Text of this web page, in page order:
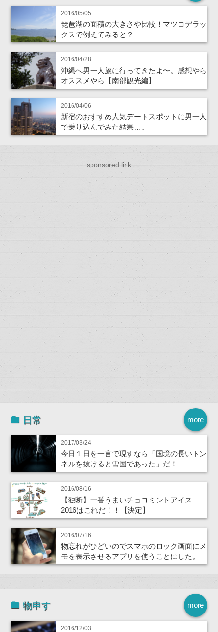
2016/05/05
琵琶湖の面積の大きさや比較！マツコデラッ
クスで例えてみると？
2016/04/28
沖縄へ男一人旅に行ってきたよ〜。感想やら
オススメやら【南部観光編】
2016/04/06
新宿のおすすめ人気デートスポットに男一人
で乗り込んでみた結果…。
sponsored link
more
日常
2017/03/24
今日１日を一言で現すなら「国境の長いトン
ネルを抜けると雪国であった」だ！
2016/08/16
【独断】一番うまいチョコミントアイス
2016はこれだ！！【決定】
2016/07/16
物忘れがひどいのでスマホのロック画面にメ
モを表示させるアプリを使うことにした。
more
物申す
2016/12/03